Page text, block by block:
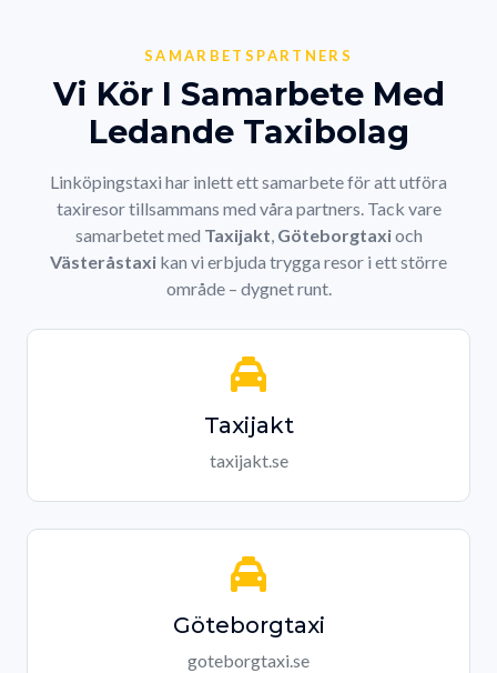
SAMARBETSPARTNERS
Vi Kör I Samarbete Med
Ledande Taxibolag
Linköpingstaxi har inlett ett samarbete för att utföra
taxiresor tillsammans med våra partners. Tack vare
samarbetet med Taxijakt, Göteborgtaxioch
Västeråstaxi kan vi erbjuda trygga resor i ett större
område – dygnet runt.
Taxijakt
taxijakt.se
Göteborgtaxi
goteborgtaxi.se